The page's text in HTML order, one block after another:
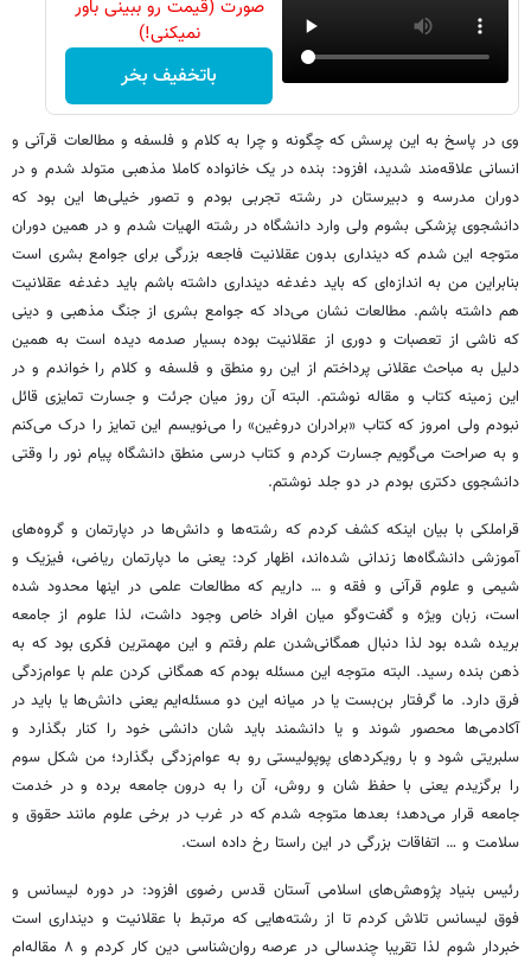
صورت (قیمت رو ببینی باور
نمیکنی!)
باتخفیف بخر
وی در پاسخ به این پرسش که چگونه و چرا به کلام و فلسفه و مطالعات قرآنی و
انسانی علاقه‌مند شدید، افزود: بنده در یک خانواده کاملا مذهبی متولد شدم و در
دوران مدرسه و دبیرستان در رشته تجربی بودم و تصور خیلی‌ها این بود که
دانشجوی پزشکی بشوم ولی وارد دانشگاه در رشته الهیات شدم و در همین دوران
متوجه این شدم که دینداری بدون عقلانیت فاجعه بزرگی برای جوامع بشری است
بنابراین من به اندازه‌ای که باید دغدغه دینداری داشته باشم باید دغدغه عقلانیت
هم داشته باشم. مطالعات نشان می‌داد که جوامع بشری از جنگ مذهبی و دینی
که ناشی از تعصبات و دوری از عقلانیت بوده بسیار صدمه دیده است به همین
دلیل به مباحث عقلانی پرداختم از این رو منطق و فلسفه و کلام را خواندم و در
این زمینه کتاب و مقاله نوشتم. البته آن روز میان جرئت و جسارت تمایزی قائل
نبودم ولی امروز که کتاب «برادران دروغین» را می‌نویسم این تمایز را درک می‌کنم
و به صراحت می‌گویم جسارت کردم و کتاب درسی منطق دانشگاه پیام نور را وقتی
دانشجوی دکتری بودم در دو جلد نوشتم.
قراملکی با بیان اینکه کشف کردم که رشته‌ها و دانش‌ها در دپارتمان و گروه‌های
آموزشی دانشگاه‌ها زندانی شده‌اند، اظهار کرد: یعنی ما دپارتمان ریاضی، فیزیک و
شیمی و علوم قرآنی و فقه و … داریم که مطالعات علمی در اینها محدود شده
است، زبان ویژه و گفت‌وگو میان افراد خاص وجود داشت، لذا علوم از جامعه
بریده شده بود لذا دنبال همگانی‌شدن علم رفتم و این مهمترین فکری بود که به
ذهن بنده رسید. البته متوجه این مسئله بودم که همگانی کردن علم با عوام‌زدگی
فرق دارد. ما گرفتار بن‌بست یا در میانه این دو مسئله‌ایم یعنی دانش‌ها یا باید در
آکادمی‌ها محصور شوند و یا دانشمند باید شان دانشی خود را کنار بگذارد و
سلبریتی شود و با رویکردهای پوپولیستی رو به عوام‌زدگی بگذارد؛ من شکل سوم
را برگزیدم یعنی با حفظ شان و روش، آن را به درون جامعه برده و در خدمت
جامعه قرار می‌دهد؛ بعدها متوجه شدم که در غرب در برخی علوم مانند حقوق و
سلامت و … اتفاقات بزرگی در این راستا رخ داده است.
رئیس بنیاد پژوهش‌های اسلامی آستان قدس رضوی افزود: در دوره لیسانس و
فوق لیسانس تلاش کردم تا از رشته‌هایی که مرتبط با عقلانیت و دینداری است
خبردار شوم لذا تقریبا چندسالی در عرصه روان‌شناسی دین کار کردم و ۸ مقاله‌ام